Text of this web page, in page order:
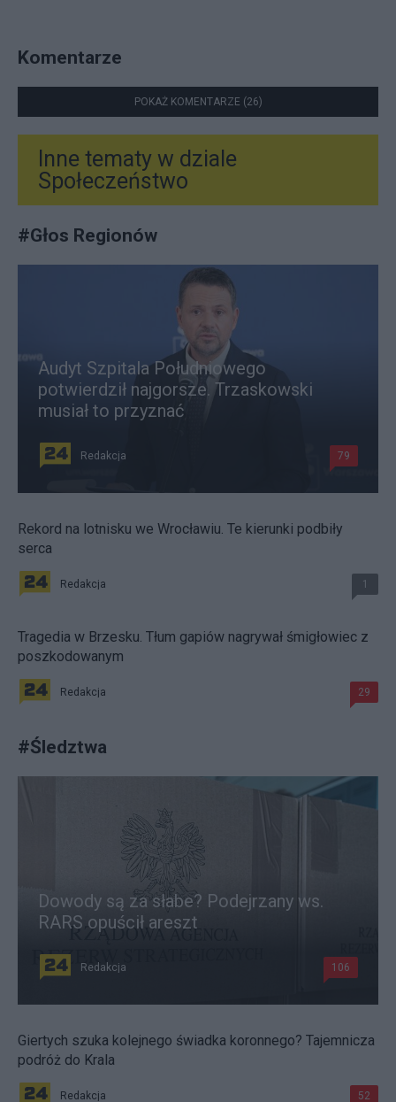
Komentarze
POKAŻ KOMENTARZE (26)
Inne tematy w dziale
Społeczeństwo
#Głos Regionów
Audyt Szpitala Południowego
potwierdził najgorsze. Trzaskowski
musiał to przyznać
Redakcja 79
Rekord na lotnisku we Wrocławiu. Te kierunki podbiły
serca
Redakcja 1
Tragedia w Brzesku. Tłum gapiów nagrywał śmigłowiec z
poszkodowanym
Redakcja 29
#Śledztwa
Dowody są za słabe? Podejrzany ws.
RARS opuścił areszt
Redakcja 106
Giertych szuka kolejnego świadka koronnego? Tajemnicza
podróż do Krala
Redakcja 52